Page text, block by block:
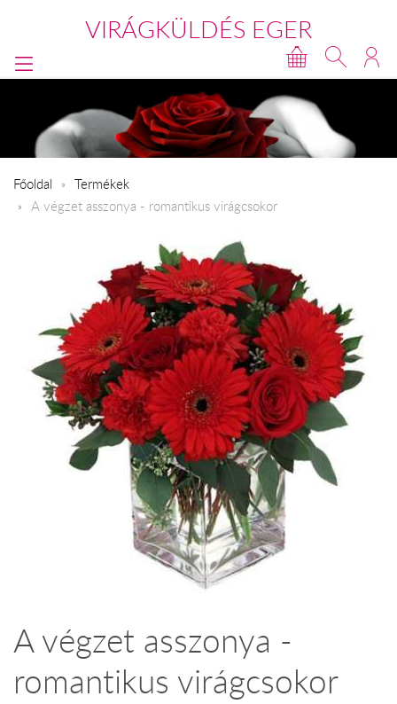
VIRÁGKÜLDÉS EGER
Főoldal
Termékek
A végzet asszonya - romantikus virágcsokor
A végzet asszonya -
romantikus virágcsokor